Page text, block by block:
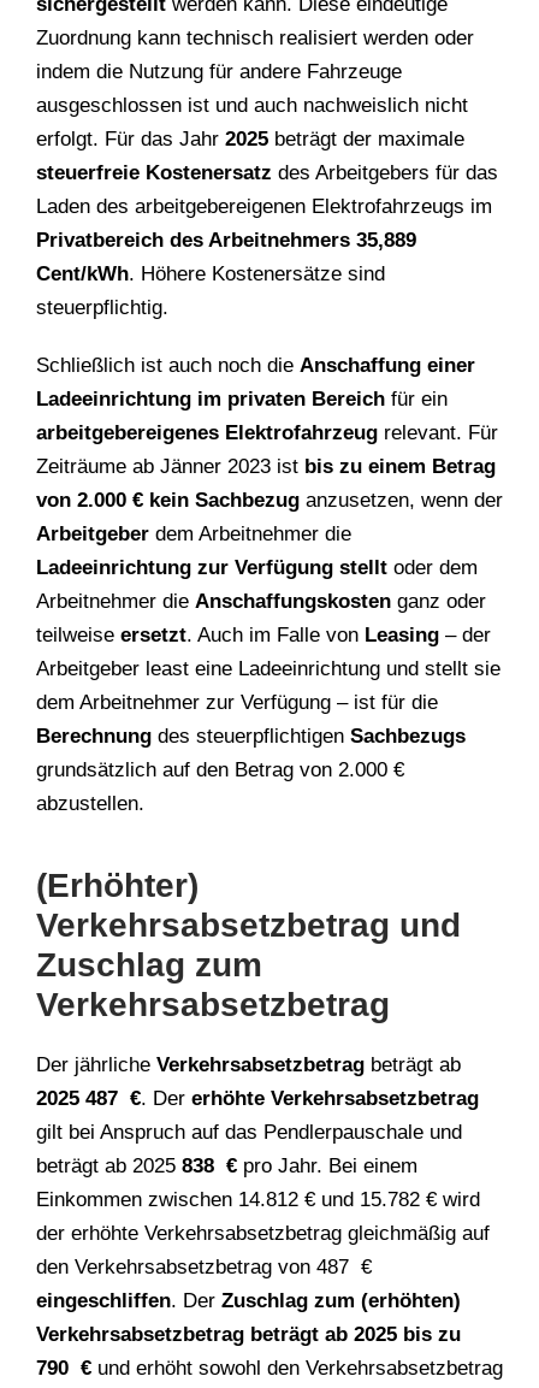
Zuordnung kann technisch realisiert werden oder
indem die Nutzung für andere Fahrzeuge
ausgeschlossen ist und auch nachweislich nicht
erfolgt. Für das Jahr 2025 beträgt der maximale
steuerfreie Kostenersatz des Arbeitgebers für das
Laden des arbeitgebereigenen Elektrofahrzeugs im
Privatbereich des Arbeitnehmers 35,889
Cent/kWh. Höhere Kostenersätze sind
steuerpflichtig.
Schließlich ist auch noch die Anschaffung einer
Ladeeinrichtung im privaten Bereich für ein
arbeitgebereigenes Elektrofahrzeug relevant. Für
Zeiträume ab Jänner 2023 ist bis zu einem Betrag
von 2.000 € kein Sachbezug anzusetzen, wenn der
Arbeitgeber dem Arbeitnehmer die
Ladeeinrichtung zur Verfügung stellt oder dem
Arbeitnehmer die Anschaffungskosten ganz oder
teilweise ersetzt. Auch im Falle von Leasing – der
Arbeitgeber least eine Ladeeinrichtung und stellt sie
dem Arbeitnehmer zur Verfügung – ist für die
Berechnung des steuerpflichtigen Sachbezugs
grundsätzlich auf den Betrag von 2.000 €
abzustellen.
(Erhöhter)
Verkehrsabsetzbetrag und
Zuschlag zum
Verkehrsabsetzbetrag
Der jährliche Verkehrsabsetzbetrag beträgt ab
2025 487 €. Der erhöhte Verkehrsabsetzbetrag
gilt bei Anspruch auf das Pendlerpauschale und
beträgt ab 2025 838 € pro Jahr. Bei einem
Einkommen zwischen 14.812 € und 15.782 € wird
der erhöhte Verkehrsabsetzbetrag gleichmäßig auf
den Verkehrsabsetzbetrag von 487 €
eingeschliffen. Der Zuschlag zum (erhöhten)
Verkehrsabsetzbetrag beträgt ab 2025 bis zu
790 € und erhöht sowohl den Verkehrsabsetzbetrag